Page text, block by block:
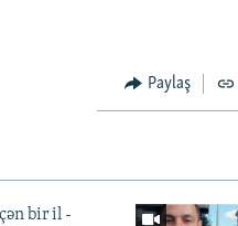
Paylaş
bir il -